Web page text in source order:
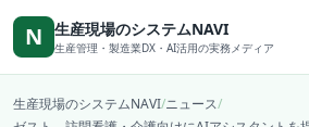
本文へ移動
N 生産現場のシステムNAVI
生産管理・製造業DX・AI活用の実務メディア
生産現場のシステムNAVI/ニュース/